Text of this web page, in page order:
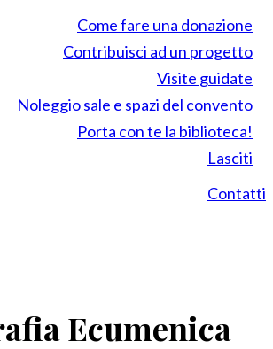
Come fare una donazione
Contribuisci ad un progetto
Visite guidate
Noleggio sale e spazi del convento
Porta con te la biblioteca!
Lasciti
Contatti
Ecumenica